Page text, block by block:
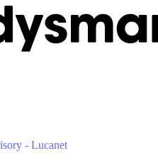
- Lucanet